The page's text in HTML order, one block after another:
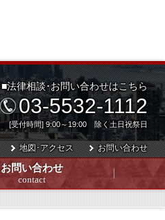
お問い合わせ
contact
地図･アクセス お問い合わせ
■法律相談･お問い合わせはこちら
03-5532-1112
[受付時間] 9:00～19:00 除く土日祝祭日